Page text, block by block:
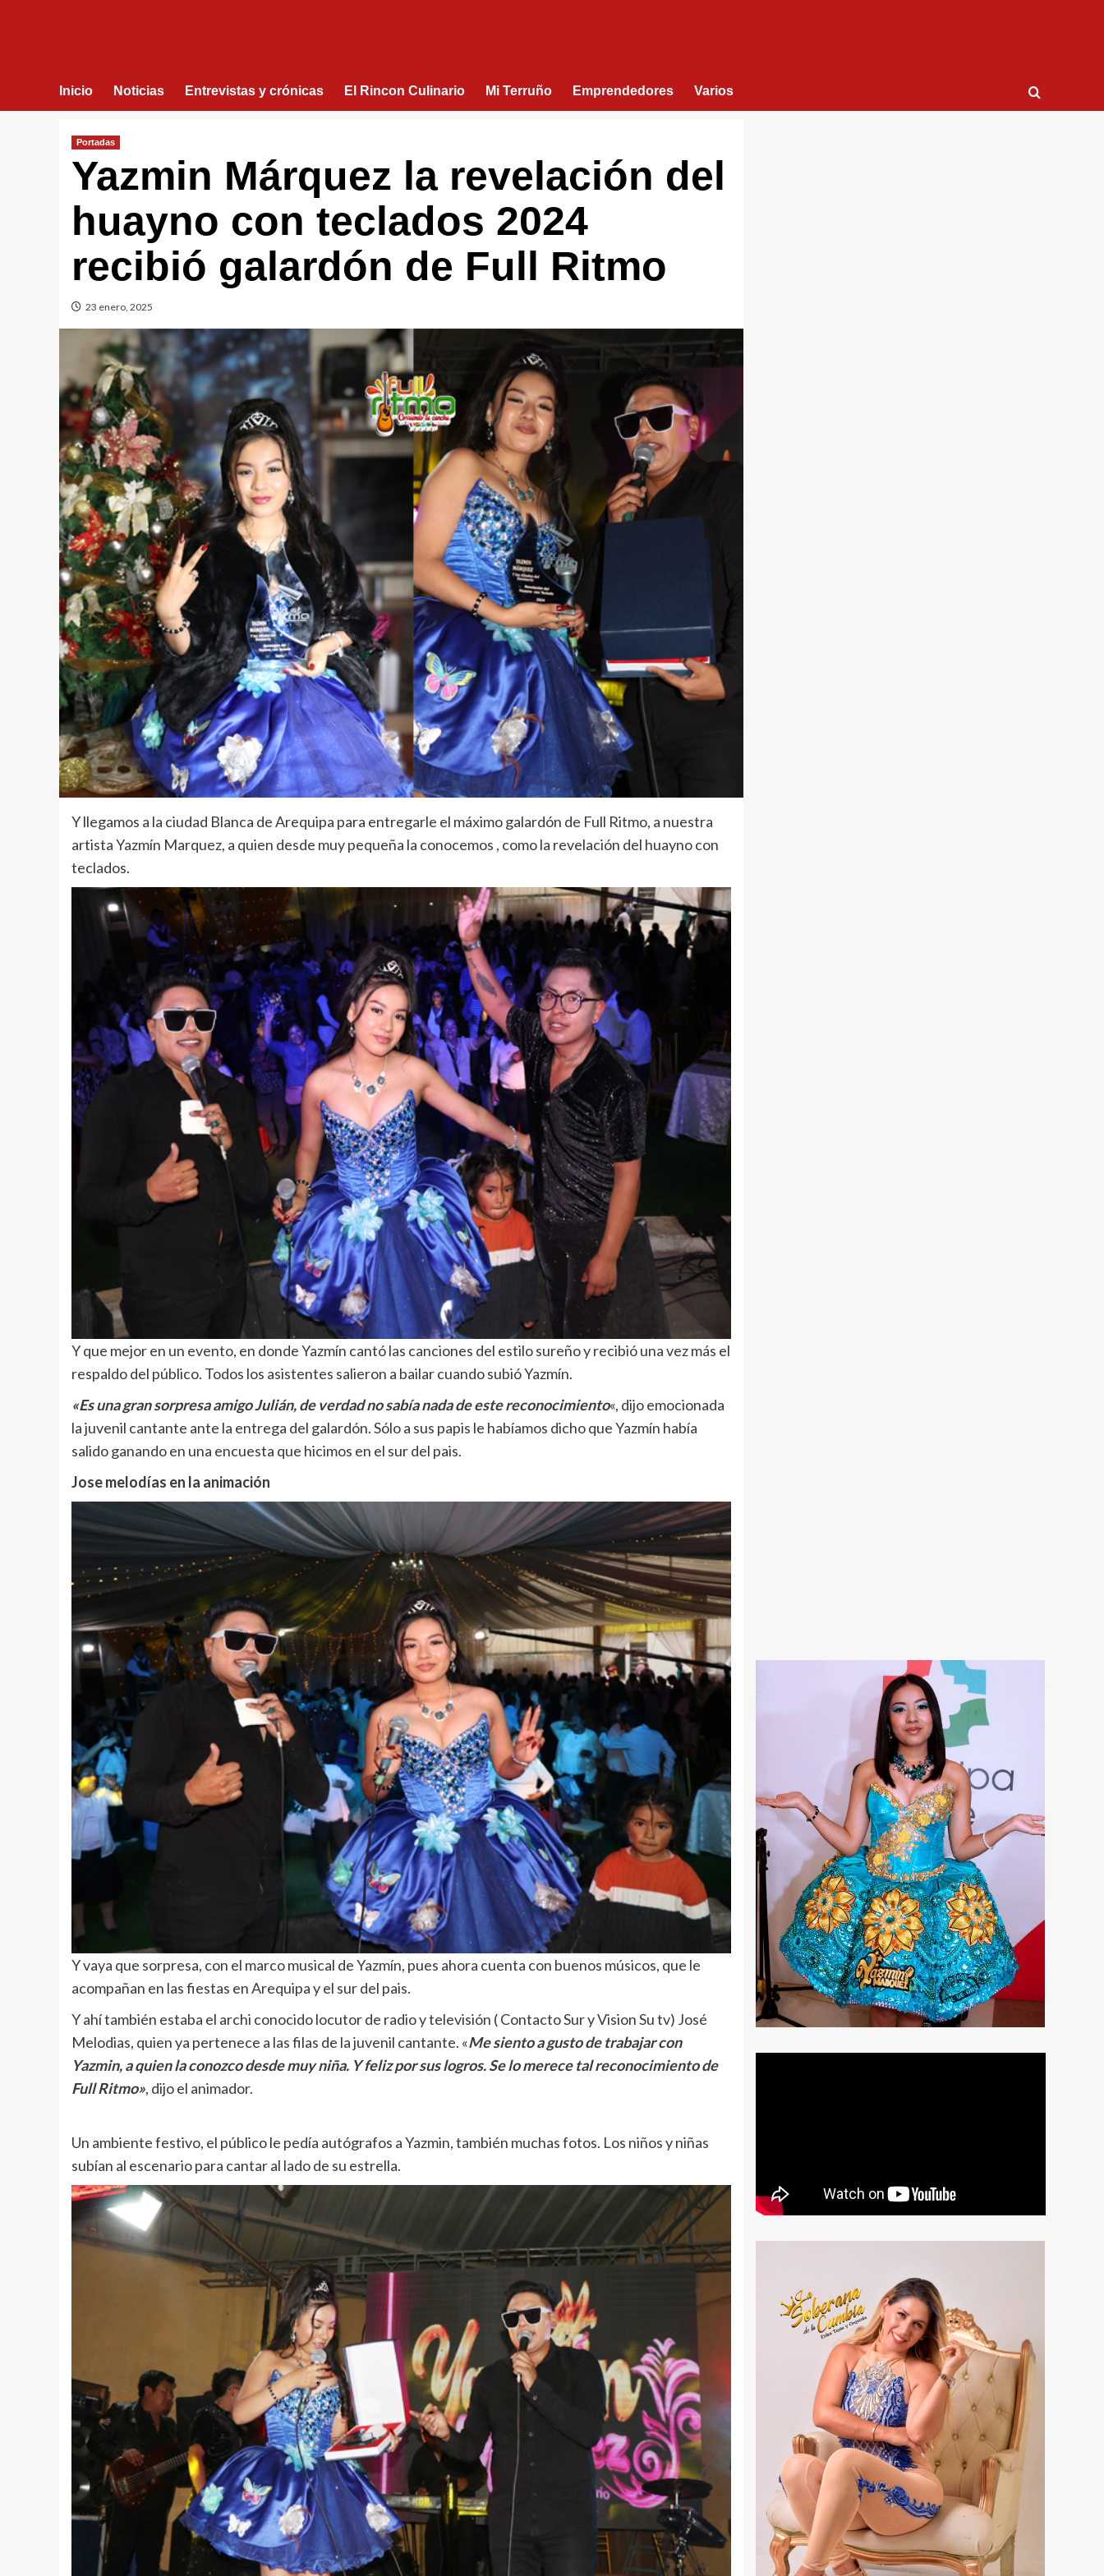
Inicio Noticias Entrevistas y crónicas El Rincon Culinario Mi Terruño Emprendedores Varios
Portadas
Yazmin Márquez la revelación del
huayno con teclados 2024
recibió galardón de Full Ritmo
23 enero, 2025
Y llegamos a la ciudad Blanca de Arequipa para entregarle el máximo galardón de Full Ritmo, a nuestra
artista Yazmín Marquez, a quien desde muy pequeña la conocemos , como la revelación del huayno con
teclados.
Y que mejor en un evento, en donde Yazmín cantó las canciones del estilo sureño y recibió una vez más el
respaldo del público. Todos los asistentes salieron a bailar cuando subió Yazmín.
«Es una gran sorpresa amigo Julián, de verdad no sabía nada de este reconocimiento«, dijo emocionada
la juvenil cantante ante la entrega del galardón. Sólo a sus papis le habíamos dicho que Yazmín había
salido ganando en una encuesta que hicimos en el sur del pais.
Jose melodías en la animación
Y vaya que sorpresa, con el marco musical de Yazmín, pues ahora cuenta con buenos músicos, que le
acompañan en las fiestas en Arequipa y el sur del pais.
Y ahí también estaba el archi conocido locutor de radio y televisión ( Contacto Sur y Vision Su tv) José
Melodias, quien ya pertenece a las filas de la juvenil cantante. «Me siento a gusto de trabajar con
Yazmin, a quien la conozco desde muy niña. Y feliz por sus logros. Se lo merece tal reconocimiento de
Full Ritmo», dijo el animador.
Un ambiente festivo, el público le pedía autógrafos a Yazmin, también muchas fotos. Los niños y niñas
subían al escenario para cantar al lado de su estrella.